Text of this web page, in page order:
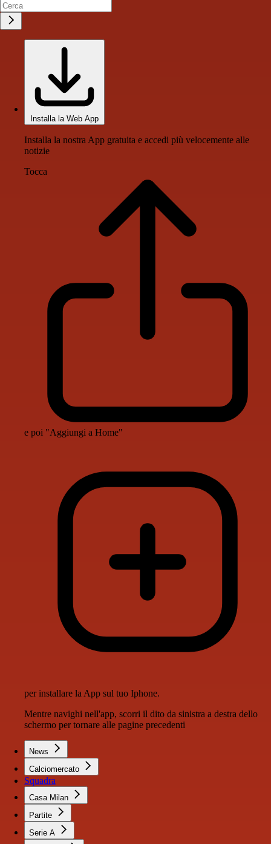
Installa la Web App
Installa la nostra App gratuita e accedi più velocemente alle
notizie
Tocca
e poi "Aggiungi a Home"
per installare la App sul tuo Iphone.
Mentre navighi nell'app, scorri il dito da sinistra a destra dello
schermo per tornare alle pagine precedenti
News
Calciomercato
Squadra
Casa Milan
Partite
Serie A